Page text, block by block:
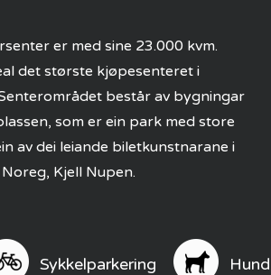
er med sine 23.000 kvm.
det største kjøpesenteret i
består av bygningar
som er ein park med store
av dei leiande biletkunstnarane i
Noreg, Kjell Nupen.
Sykkelparkering